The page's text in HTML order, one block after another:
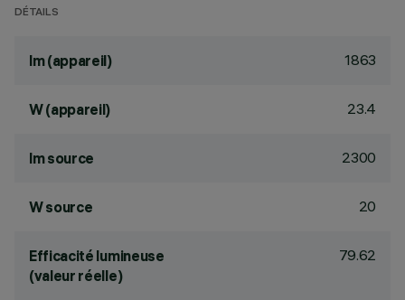
DÉTAILS
lm (appareil) 1863
W (appareil) 23.4
lm source 2300
W source 20
Efficacité lumineuse
(valeur réelle)
79.62